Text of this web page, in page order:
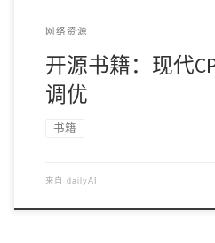
网络资源
开源书籍：现代
调优
书籍
来自 dailyAI